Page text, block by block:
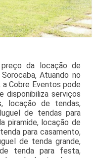
da locação de
Atuando no
Cobre Eventos pode
disponibiliza serviços
locação de tendas,
de tendas para
piramide, locação de
para casamento,
de tenda grande,
tenda para festa,